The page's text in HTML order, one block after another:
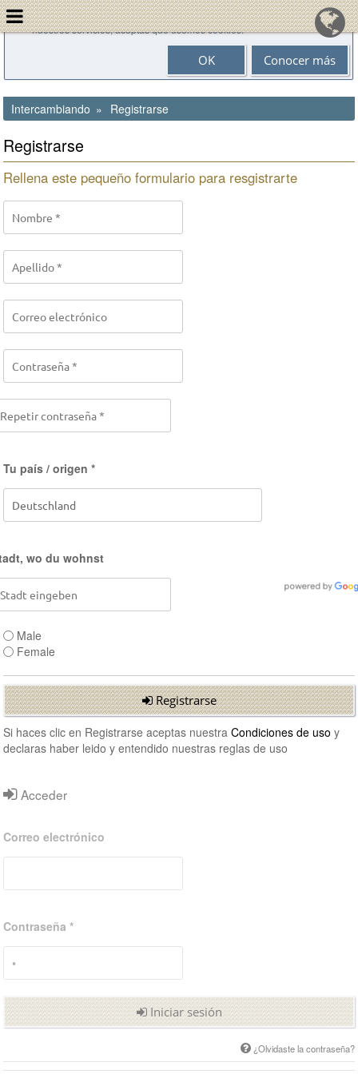
Las cookies nos ayudan en la prestación de nuestros servicios. Al utilizar
nuestros servicios, aceptas que usemos cookies.
OK Conocer más
Intercambiando Registrarse
Registrarse
Rellena este pequeño formulario para resgistrarte
Tu país / origen *
wo du wohnst
Male
Female
Registrarse
Si haces clic en Registrarse aceptas nuestraCondiciones de uso y
declaras haber leido y entendido nuestras reglas de uso
Acceder
Correo electrónico
Contraseña *
Iniciar sesión
¿Olvidaste la contraseña?